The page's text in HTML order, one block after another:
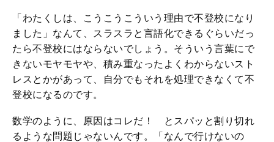
「わたくしは、こうこうこういう理由で不登校になり
ました」なんて、スラスラと言語化できるぐらいだっ
たら不登校にはならないでしょう。そういう言葉にで
きないモヤモヤや、積み重なったよくわからないスト
レスとかがあって、自分でもそれを処理できなくて不
登校になるのです。
数学のように、原因はコレだ！ とスパッと割り切れ
るような問題じゃないんです。「なんで行けないの